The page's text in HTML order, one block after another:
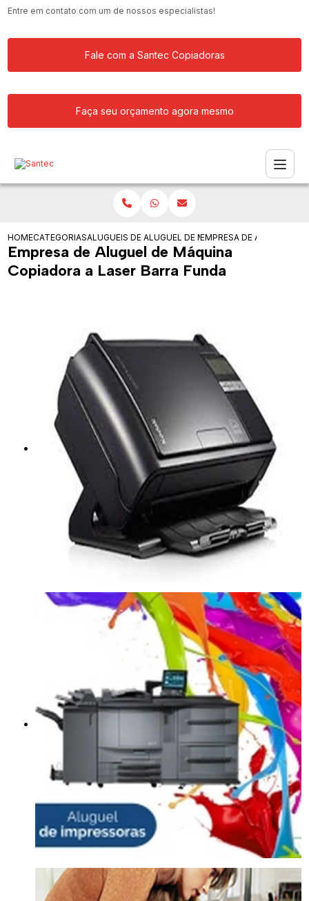
Entre em contato com um de nossos especialistas!
Fale com a Santec Copiadoras
Faça seu orçamento agora mesmo
HOMECATEGORIASALUGUEIS DE COPIADORASALUGUEL DE MAQUINA COPIADORA
EMPRESA DE ALUGUEL
Empresa de Aluguel de Máquina
Copiadora a Laser Barra Funda